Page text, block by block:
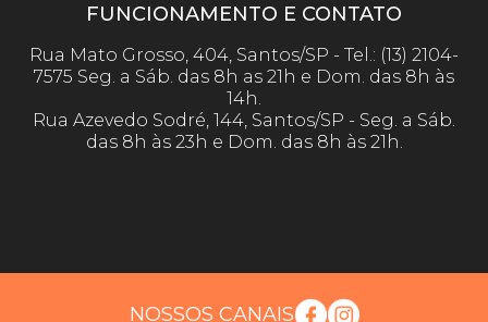
FUNCIONAMENTO E CONTATO
Rua Mato Grosso, 404, Santos/SP - Tel.: (13) 2104-
7575 Seg. a Sáb. das 8h as 21h e Dom. das 8h às
14h.
Rua Azevedo Sodré, 144, Santos/SP - Seg. a Sáb.
das 8h às 23h e Dom. das 8h às 21h.
NOSSOS CANAIS